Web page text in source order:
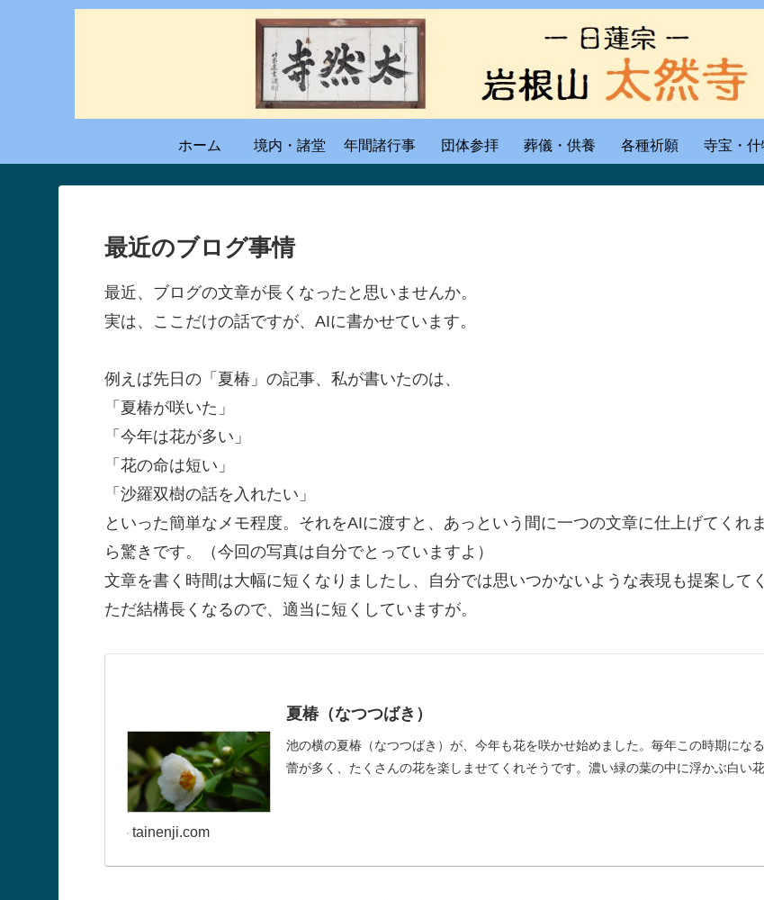
ホーム 境内・諸堂 年間諸行事 団体参拝 葬儀・供養 各種祈願 寺宝・什
最近のブログ事情
最近、ブログの文章が長くなったと思いませんか。
実は、ここだけの話ですが、AIに書かせています。
例えば先日の「夏椿」の記事、私が書いたのは、
「夏椿が咲いた」
「今年は花が多い」
「花の命は短い」
「沙羅双樹の話を入れたい」
といった簡単なメモ程度。それをAIに渡すと、あっという間に一つの文章に仕上げてくれ
ら驚きです。（今回の写真は自分でとっていますよ）
文章を書く時間は大幅に短くなりましたし、自分では思いつかないような表現も提案して
ただ結構長くなるので、適当に短くしていますが。
夏椿（なつつばき）
池の横の夏椿（なつつばき）が、今年も花を咲かせ始めました。毎年この時期にな
蕾が多く、たくさんの花を楽しませてくれそうです。濃い緑の葉の中に浮かぶ白い
tainenji.com